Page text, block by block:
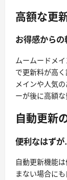
高額な更
お得感から
ムームードメ
で更新料が高
メインや人気
ーが後に高額な
自動更新
便利なはず
自動更新機能
まない場合に